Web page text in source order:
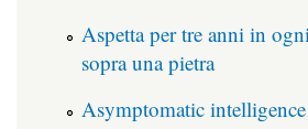
Aspetta per tre anni in
sopra una pietra
Asymptomatic intelligence